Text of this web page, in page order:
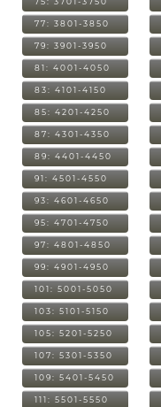
77: 3801-3850
79: 3901-3950
81: 4001-4050
83: 4101-4150
85: 4201-4250
87: 4301-4350
89: 4401-4450
91: 4501-4550
93: 4601-4650
95: 4701-4750
97: 4801-4850
99: 4901-4950
101: 5001-5050
103: 5101-5150
105: 5201-5250
107: 5301-5350
109: 5401-5450
111: 5501-5550